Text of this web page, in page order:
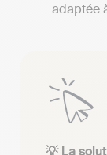
adaptée
💡 La